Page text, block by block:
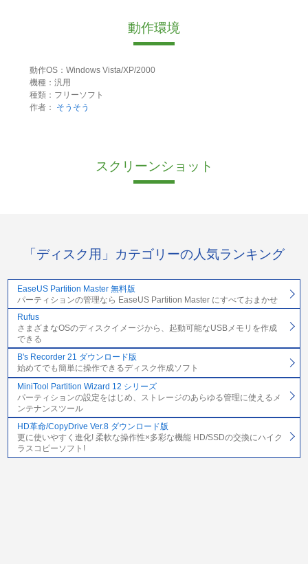
動作環境
動作OS：Windows Vista/XP/2000
機種：汎用
種類：フリーソフト
作者：
そうそう
スクリーンショット
「ディスク用」カテゴリーの人気ランキング
EaseUS Partition Master 無料版
パーティションの管理なら EaseUS Partition Master にすべておまかせ
Rufus
さまざまなOSのディスクイメージから、起動可能なUSBメモリを作成
できる
B's Recorder 21 ダウンロード版
始めてでも簡単に操作できるディスク作成ソフト
MiniTool Partition Wizard 12 シリーズ
パーティションの設定をはじめ、ストレージのあらゆる管理に使えるメ
ンテナンスツール
HD革命/CopyDrive Ver.8 ダウンロード版
更に使いやすく進化! 柔軟な操作性×多彩な機能 HD/SSDの交換にハイク
ラスコピーソフト!